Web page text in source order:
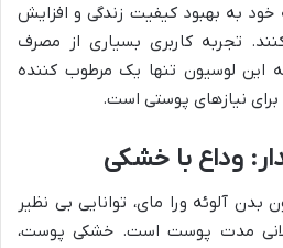
خود به بهبود کیفیت زندگی و افزایش
تجربه کاربری بسیاری از مصرف
این لوسیون تنها یک مرطوب کننده
نیازهای پوستی است.
وداع با خشکی
بدن آلوئه ورا مای، توانایی بی نظیر
مدت پوست است. خشکی پوست،